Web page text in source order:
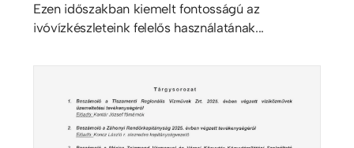
Ezen időszakban kiemelt fontosságú az
ivóvízkészleteink felelős használatának...